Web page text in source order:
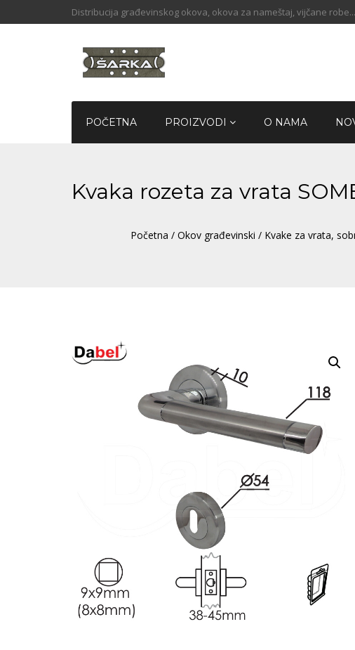
Distribucija građevinskog okova, okova za nameštaj, vijčane robe...
POČETNA PROIZVODI O NAMA
Kvaka rozeta za vrata
Početna / Okov građevinski / Kvake za vrata,